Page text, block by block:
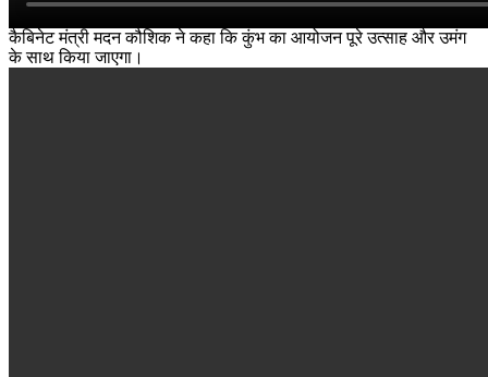
कैबिनेट मंत्री मदन कौशिक ने कहा कि कुंभ का आयोजन पूरे उत्साह और उमंग
के साथ किया जाएगा।